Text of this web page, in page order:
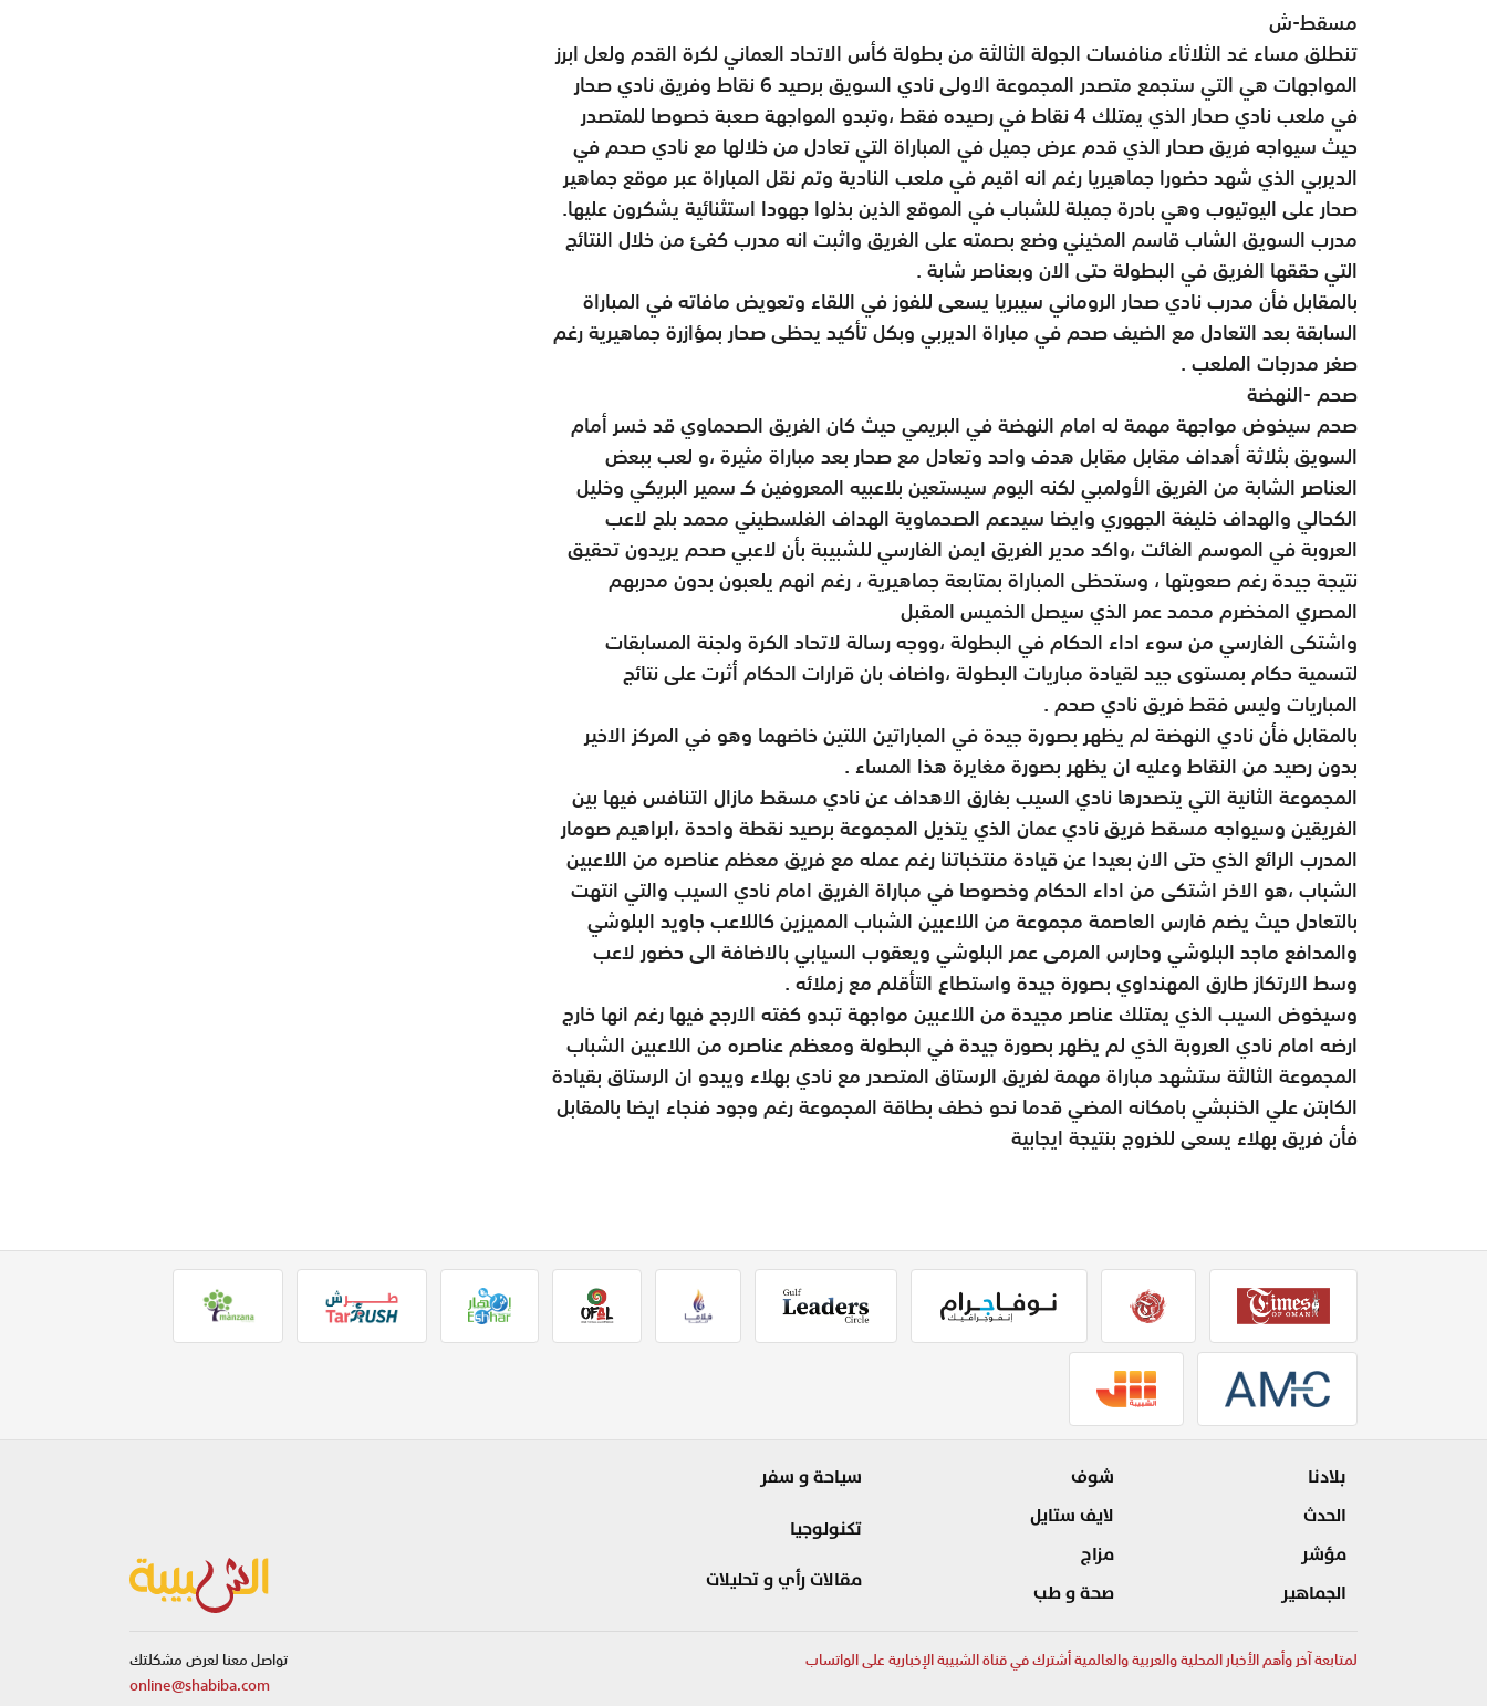
مسقط-ش
تنطلق مساء غد الثلاثاء منافسات الجولة الثالثة من بطولة كأس الاتحاد العماني لكرة القدم ولعل ابرز
المواجهات هي التي ستجمع متصدر المجموعة الاولى نادي السويق برصيد 6 نقاط وفريق نادي صحار
في ملعب نادي صحار الذي يمتلك 4 نقاط في رصيده فقط ،وتبدو المواجهة صعبة خصوصا للمتصدر
حيث سيواجه فريق صحار الذي قدم عرض جميل في المباراة التي تعادل من خلالها مع نادي صحم في
الديربي الذي شهد حضورا جماهيريا رغم انه اقيم في ملعب النادية وتم نقل المباراة عبر موقع جماهير
صحار على اليوتيوب وهي بادرة جميلة للشباب في الموقع الذين بذلوا جهودا استثنائية يشكرون عليها.
مدرب السويق الشاب قاسم المخيني وضع بصمته على الفريق واثبت انه مدرب كفئ من خلال النتائج
التي حققها الفريق في البطولة حتى الان وبعناصر شابة .
بالمقابل فأن مدرب نادي صحار الروماني سيبريا يسعى للفوز في اللقاء وتعويض مافاته في المباراة
السابقة بعد التعادل مع الضيف صحم في مباراة الديربي وبكل تأكيد يحظى صحار بمؤازرة جماهيرية رغم
صغر مدرجات الملعب .
صحم -النهضة
صحم سيخوض مواجهة مهمة له امام النهضة في البريمي حيث كان الفريق الصحماوي قد خسر أمام
السويق بثلاثة أهداف مقابل مقابل هدف واحد وتعادل مع صحار بعد مباراة مثيرة ،و لعب ببعض
العناصر الشابة من الفريق الأولمبي لكنه اليوم سيستعين بلاعبيه المعروفين كـ سمير البريكي وخليل
الكحالي والهداف خليفة الجهوري وايضا سيدعم الصحماوية الهداف الفلسطيني محمد بلح لاعب
العروبة في الموسم الفائت ،واكد مدير الفريق ايمن الفارسي للشبيبة بأن لاعبي صحم يريدون تحقيق
نتيجة جيدة رغم صعوبتها ، وستحظى المباراة بمتابعة جماهيرية ، رغم انهم يلعبون بدون مدربهم
المصري المخضرم محمد عمر الذي سيصل الخميس المقبل
واشتكى الفارسي من سوء اداء الحكام في البطولة ،ووجه رسالة لاتحاد الكرة ولجنة المسابقات
لتسمية حكام بمستوى جيد لقيادة مباريات البطولة ،واضاف بان قرارات الحكام أثرت على نتائج
المباريات وليس فقط فريق نادي صحم .
بالمقابل فأن نادي النهضة لم يظهر بصورة جيدة في المباراتين اللتين خاضهما وهو في المركز الاخير
بدون رصيد من النقاط وعليه ان يظهر بصورة مغايرة هذا المساء .
المجموعة الثانية التي يتصدرها نادي السيب بفارق الاهداف عن نادي مسقط مازال التنافس فيها بين
الفريقين وسيواجه مسقط فريق نادي عمان الذي يتذيل المجموعة برصيد نقطة واحدة ،ابراهيم صومار
المدرب الرائع الذي حتى الان بعيدا عن قيادة منتخباتنا رغم عمله مع فريق معظم عناصره من اللاعبين
الشباب ،هو الاخر اشتكى من اداء الحكام وخصوصا في مباراة الفريق امام نادي السيب والتي انتهت
بالتعادل حيث يضم فارس العاصمة مجموعة من اللاعبين الشباب المميزين كاللاعب جاويد البلوشي
والمدافع ماجد البلوشي وحارس المرمى عمر البلوشي ويعقوب السيابي بالاضافة الى حضور لاعب
وسط الارتكاز طارق المهنداوي بصورة جيدة واستطاع التأقلم مع زملائه .
وسيخوض السيب الذي يمتلك عناصر مجيدة من اللاعبين مواجهة تبدو كفته الارجح فيها رغم انها خارج
ارضه امام نادي العروبة الذي لم يظهر بصورة جيدة في البطولة ومعظم عناصره من اللاعبين الشباب
المجموعة الثالثة ستشهد مباراة مهمة لفريق الرستاق المتصدر مع نادي بهلاء ويبدو ان الرستاق بقيادة
الكابتن علي الخنبشي بامكانه المضي قدما نحو خطف بطاقة المجموعة رغم وجود فنجاء ايضا بالمقابل
فأن فريق بهلاء يسعى للخروج بنتيجة ايجابية
بلادنا
الحدث
مؤشر
الجماهير
شوف
لايف ستايل
مزاج
صحة و طب
سياحة و سفر
تكنولوجيا
مقالات رأي و تحليلات
لمتابعة آخر وأهم الأخبار المحلية والعربية والعالمية أشترك في قناة الشبيبة الإخبارية على الواتساب
تواصل معنا لعرض مشكلتك
online@shabiba.com